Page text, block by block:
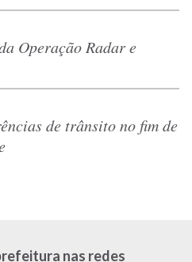
Operação Radar e
de trânsito no fim de
nas redes